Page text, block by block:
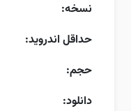
نسخه:
حداقل اندروید:
حجم:
دانلود: